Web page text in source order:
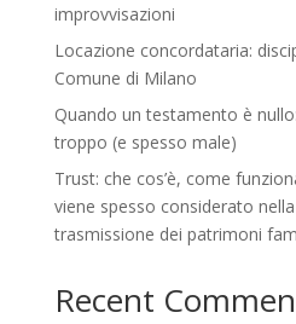
improvvisazioni
Locazione concordataria:
Comune di Milano
Quando un testamento è
troppo (e spesso male)
Trust: che cos’è, come
viene spesso considerato
trasmissione dei patrimoni
Recent